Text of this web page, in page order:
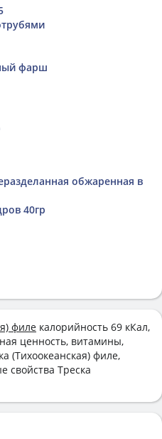
фарш
обжаренная в
40гр
филе калорийность 69 кКал,
ценность, витамины,
(Тихоокеанская) филе,
свойства Треска